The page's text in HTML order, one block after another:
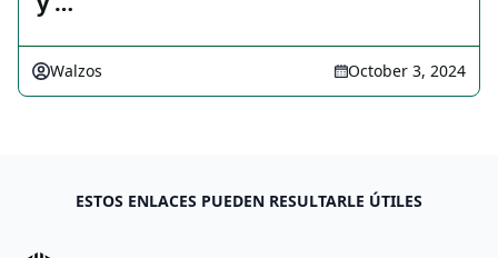
Walzos October 3, 2024
ESTOS ENLACES PUEDEN RESULTARLE ÚTILES